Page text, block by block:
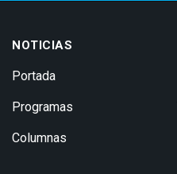
NOTICIAS
Portada
Programas
Columnas